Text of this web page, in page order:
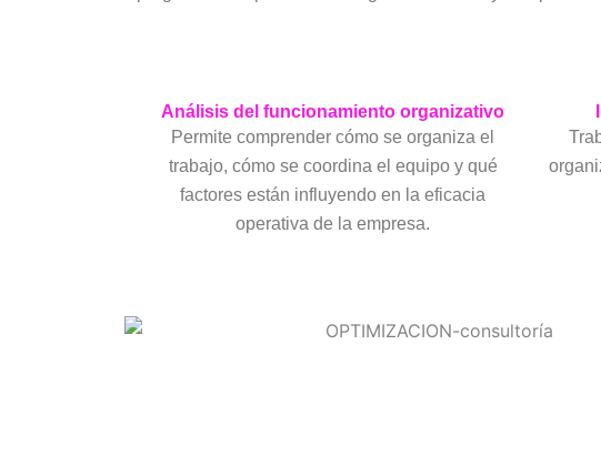
Análisis del funcionamiento organizativo
Permite comprender cómo se organiza el
trabajo, cómo se coordina el equipo y qué
factores están influyendo en la eficacia
operativa de la empresa.